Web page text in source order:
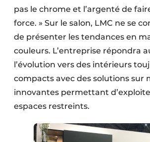
pas le chrome et l’argenté de
force. » Sur le salon, LMC ne se
de présenter les tendances en
couleurs. L’entreprise répondra
l’évolution vers des intérieurs
compacts avec des solutions sur
innovantes permettant
espaces restreints.